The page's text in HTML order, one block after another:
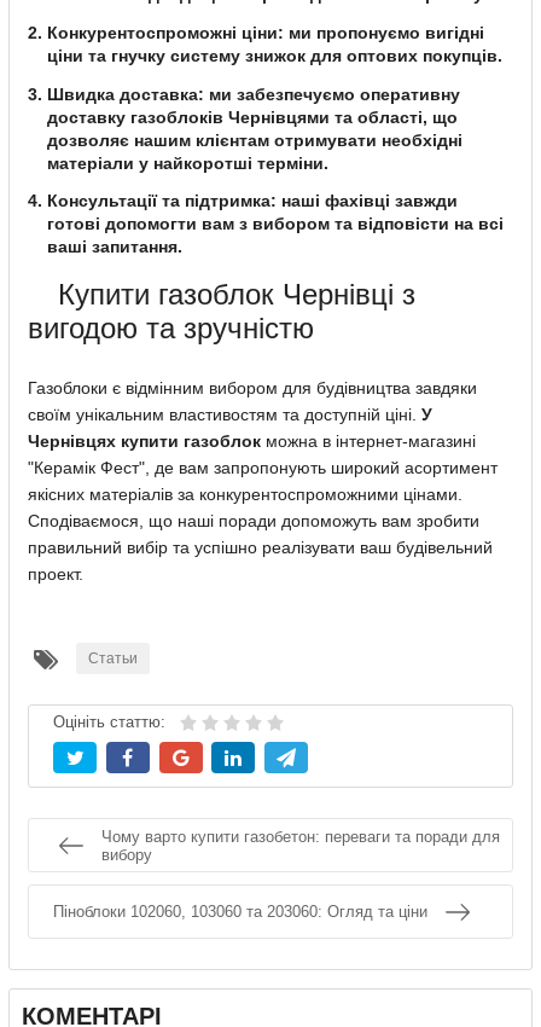
Конкурентоспроможні ціни: ми пропонуємо вигідні
ціни та гнучку систему знижок для оптових покупців.
Швидка доставка: ми забезпечуємо оперативну
доставку газоблоків Чернівцями та області, що
дозволяє нашим клієнтам отримувати необхідні
матеріали у найкоротші терміни.
Консультації та підтримка: наші фахівці завжди
готові допомогти вам з вибором та відповісти на всі
ваші запитання.
Купити газоблок Чернівці з
вигодою та зручністю
Газоблоки є відмінним вибором для будівництва завдяки
своїм унікальним властивостям та доступній ціні. У
Чернівцях купити газоблок можна в інтернет-магазині
"Керамік Фест", де вам запропонують широкий асортимент
якісних матеріалів за конкурентоспроможними цінами.
Сподіваємося, що наші поради допоможуть вам зробити
правильний вибір та успішно реалізувати ваш будівельний
проект.
Статьи
Оцініть статтю:
Чому варто купити газобетон: переваги та поради для
вибору
Піноблоки 102060, 103060 та 203060: Огляд та ціни
КОМЕНТАРІ